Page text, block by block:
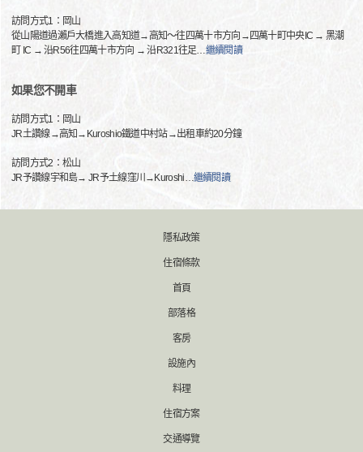
訪問方式1：岡山
從山陽道過瀨戶大橋進入高知道→高知～往四萬十市方向→四萬十町中央IC → 黑潮
町 IC → 沿R56往四萬十市方向 → 沿R321往足…繼續閱讀
如果您不開車
訪問方式1：岡山
JR土讚線→高知→Kuroshio鐵道中村站→出租車約20分鐘
訪問方式2：松山
JR予讚線宇和島→ JR予土線窪川→Kuroshi…繼續閱讀
隱私政策
住宿條款
首頁
部落格
客房
設施內
料理
住宿方案
交通導覽